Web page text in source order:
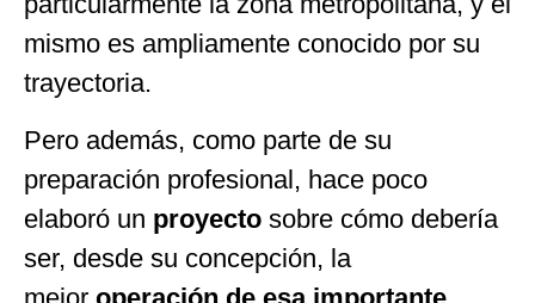
mismo es ampliamente conocido por su
trayectoria.
Pero además, como parte de su
preparación profesional, hace poco
elaboró un proyecto sobre cómo debería
ser, desde su concepción, la